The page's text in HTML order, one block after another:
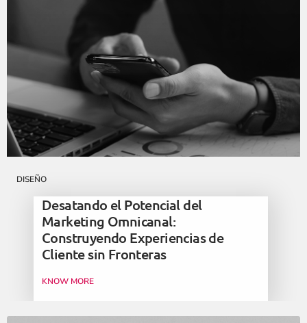
DISEÑO
Desatando el Potencial del
Marketing Omnicanal:
Construyendo Experiencias de
Cliente sin Fronteras
KNOW MORE